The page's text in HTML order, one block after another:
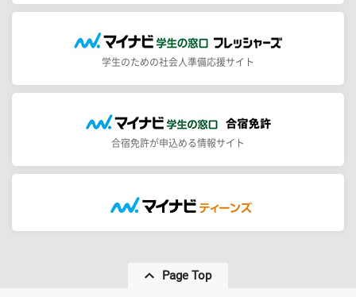
学生のための社会人準備応援サイト
合宿免許が申込める情報サイト
Page Top